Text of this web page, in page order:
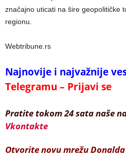
značajno uticati na šire geopolitičke
regionu.
Webtribune.rs
Najnovije i najvažnije
Telegramu – Prijavi se
Pratite tokom 24 sata naše
Vkontakte
Otvorite novu mrežu